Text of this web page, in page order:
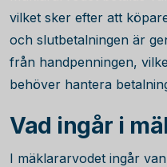
vilket sker efter att
och slutbetalningen är
från handpenningen,
behöver hantera
Vad ingår i
I mäklararvodet ingår